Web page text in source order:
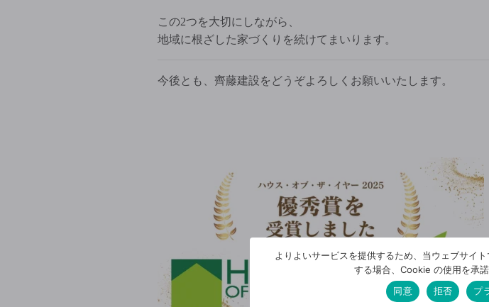
この2つを大切にしながら、
地域に根ざした家づくりを続けてまいります。
今後とも、齊藤建設をどうぞよろしくお願いいたします。
よりよいサービスを提供するため、当ウェブサイ
する場合、Cookie の使用を承
同意
拒否 プ